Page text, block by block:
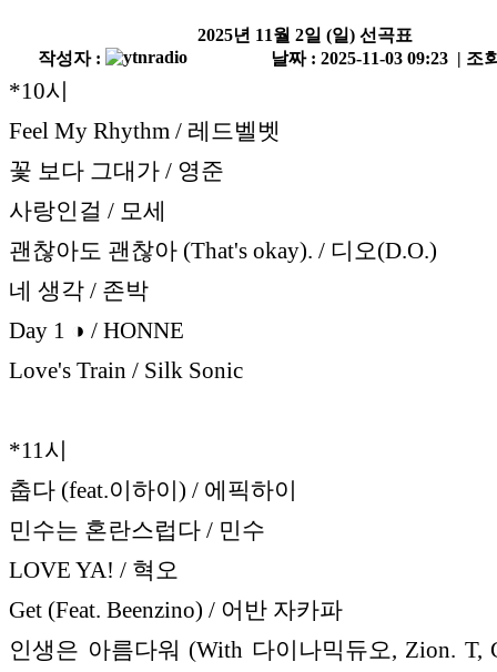
2025년 11월 2일 (일) 선곡표
작성자 :
날짜 : 2025-11-03 09:23 | 조
*10시
Feel My Rhythm / 레드벨벳
꽃 보다 그대가 / 영준
사랑인걸 / 모세
괜찮아도 괜찮아 (That's okay). / 디오(D.O.)
네 생각 / 존박
Day 1 ◑ / HONNE
Love's Train / Silk Sonic
*11시
춥다 (feat.이하이) / 에픽하이
민수는 혼란스럽다 / 민수
LOVE YA! / 혁오
Get (Feat. Beenzino) / 어반 자카파
인생은 아름다워 (With 다이나믹듀오, Zion. T,